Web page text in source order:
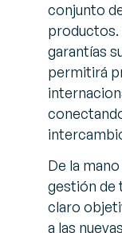
conjunto
productos.
garantías
permitirá
De la
gestión de
claro
a las